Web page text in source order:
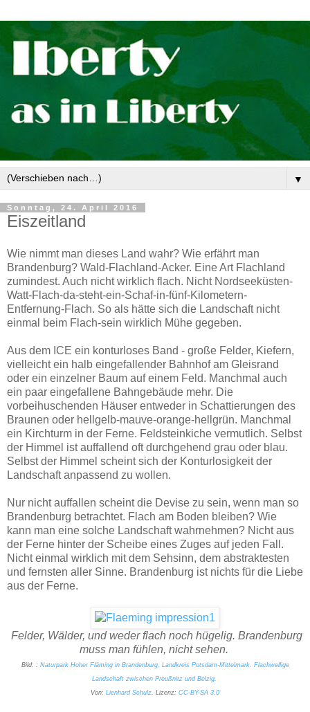
▼
Sonntag, 24. April 2016
Eiszeitland
Wie nimmt man dieses Land wahr? Wie erfährt man
Brandenburg? Wald-Flachland-Acker. Eine Art Flachland
zumindest. Auch nicht wirklich flach. Nicht Nordseeküsten-
Watt-Flach-da-steht-ein-Schaf-in-fünf-Kilometern-
Entfernung-Flach. So als hätte sich die Landschaft nicht
einmal beim Flach-sein wirklich Mühe gegeben.
Aus dem ICE ein konturloses Band - große Felder, Kiefern,
vielleicht ein halb eingefallender Bahnhof am Gleisrand
oder ein einzelner Baum auf einem Feld. Manchmal auch
ein paar eingefallene Bahngebäude mehr. Die
vorbeihuschenden Häuser entweder in Schattierungen des
Braunen oder hellgelb-mauve-orange-hellgrün. Manchmal
ein Kirchturm in der Ferne. Feldsteinkiche vermutlich. Selbst
der Himmel ist auffallend oft durchgehend grau oder blau.
Selbst der Himmel scheint sich der Konturlosigkeit der
Landschaft anpassend zu wollen.
Nur nicht auffallen scheint die Devise zu sein, wenn man so
Brandenburg betrachtet. Flach am Boden bleiben? Wie
kann man eine solche Landschaft wahrnehmen? Nicht aus
der Ferne hinter der Scheibe eines Zuges auf jeden Fall.
Nicht einmal wirklich mit dem Sehsinn, dem abstraktesten
und fernsten aller Sinne. Brandenburg ist nichts für die Liebe
aus der Ferne.
Felder, Wälder, und weder flach noch hügelig. Brandenburg
muss man fühlen, nicht sehen.
Bild: : Naturpark Hoher Fläming in Brandenburg, Landkreis Potsdam-Mittelmark. Flachwellige
Landschaft zwischen Preußnitz und Belzig.
Von: Lienhard Schulz. Lizenz: CC-BY-SA 3.0